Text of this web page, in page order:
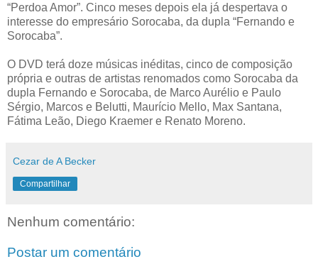
“Perdoa Amor”. Cinco meses depois ela já despertava o
interesse do empresário Sorocaba, da dupla “Fernando e
Sorocaba”.
O DVD terá doze músicas inéditas, cinco de composição
própria e outras de artistas renomados como Sorocaba da
dupla Fernando e Sorocaba, de Marco Aurélio e Paulo
Sérgio, Marcos e Belutti, Maurício Mello, Max Santana,
Fátima Leão, Diego Kraemer e Renato Moreno.
Cezar de A Becker
Compartilhar
Nenhum comentário:
Postar um comentário